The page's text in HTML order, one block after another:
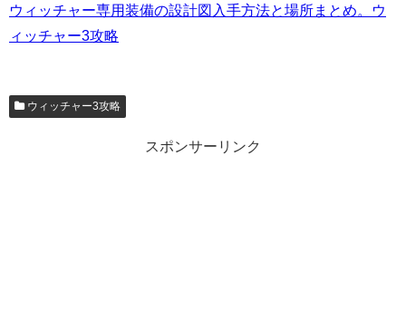
ウィッチャー専用装備の設計図入手方法と場所まとめ。ウ
ィッチャー3攻略
ウィッチャー3攻略
スポンサーリンク